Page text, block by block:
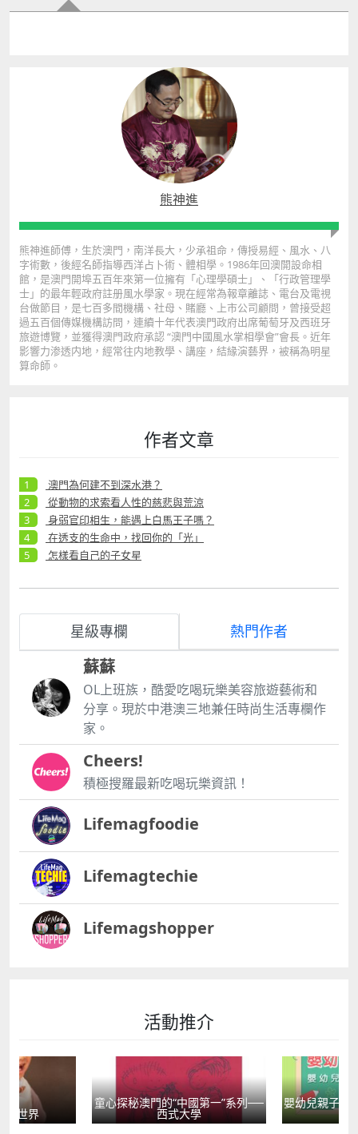
熊神進
熊神進師傅，生於澳門，南洋長大，少承祖命，傳授易經、風水、八
字術數，後經名師指導西洋占卜術、體相學。1986年回澳開設命相
館，是澳門開埠五百年來第一位擁有「心理學碩士」、「行政管理學
士」的最年輕政府註册風水學家。現在經常為報章離誌、電台及電視
台做節目，是七百多間機構、社母、賭廳、上市公司顧問，曾接受超
過五百個傳媒機構訪問，連續十年代表澳門政府出席葡萄牙及西班牙
旅遊博覽，並獲得澳門政府承認 “澳門中國風水掌相學會”會長。近年
影響力渗透内地，經常往内地教學、講座，結緣演藝界，被稱為明星
算命師。
作者文章
澳門為何建不到深水港？
從動物的求索看人性的慈悲與荒涼
身弱官印相生，能遇上白馬王子嗎？
在透支的生命中，找回你的「光」
怎樣看自己的子女星
星級專欄 熱門作者
蘇蘇
OL上班族，酷愛吃喝玩樂美容旅遊藝術和
分享。現於中港澳三地兼任時尚生活專欄作
家。
Cheers!
積極搜羅最新吃喝玩樂資訊！
Lifemagfoodie
Lifemagtechie
Lifemagshopper
活動推介
大世界
童心探秘澳門的“中國第一”系列──
西式大學
嬰幼兒親子閱